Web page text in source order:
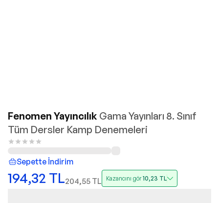
Fenomen Yayıncılık Gama Yayınları 8. Sınıf
Tüm Dersler Kamp Denemeleri
Sepette İndirim
194,32 TL204,55 TL Kazancını gör10,23 TL